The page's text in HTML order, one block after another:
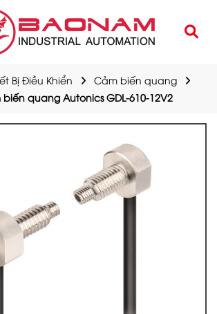
Bị Điều Khiển
Cảm biến quang
quang Autonics GDL-610-12V2